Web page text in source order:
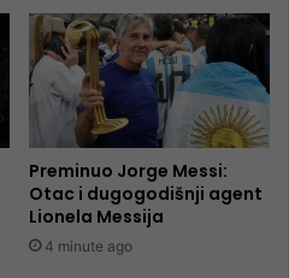
Preminuo Jorge Messi:
Otac i dugogodišnji agent
Lionela Messija
4 minute ago